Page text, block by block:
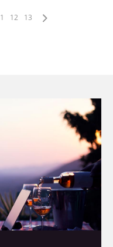
12 13